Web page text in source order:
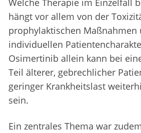
Welche Therapie im Einzelfall
hängt vor allem von der
prophylaktischen Maßnahmen
individuellen
Osimertinib allein kann bei
Teil älterer, gebrechlicher
geringer Krankheitslast
sein.
Ein zentrales Thema war